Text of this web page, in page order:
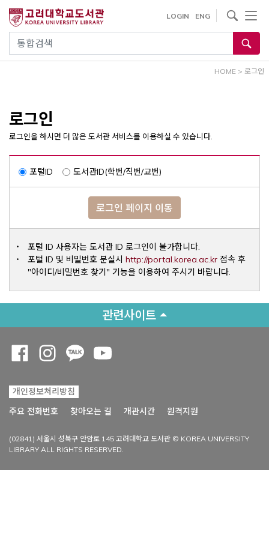
건
통합검색
LOGIN ENG
사이트내 검색
HOME > 로그인
로그인
로그인을 하시면 더 많은 도서관 서비스를 이용하실 수 있습니다.
포털ID 도서관ID(학번/직번/교번)
로그인 페이지 이동
포털 ID 사용자는 도서관 ID 로그인이 불가합니다.
포털 ID 및 비밀번호 분실시 http://portal.korea.ac.krOpens a
접속 후
"아이디/비밀번호 찾기" 기능을 이용하여 주시기 바랍니다.
관련사이트
개인정보처리방침
주요 전화번호
찾아오는 길 개관시간 원격지원
(02841) 서울시 성북구 안암로 145 고려대학교 도서관 © KOREA UNIVERSITY
LIBRARY ALL RIGHTS RESERVED.
Opens a new window
Opens a new window
Opens a new window